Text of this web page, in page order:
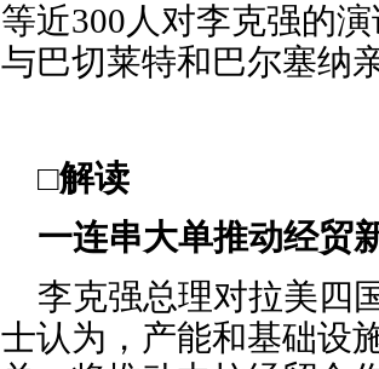
等近300人对李克强的
与巴切莱特和巴尔塞纳
□解读
一连串大单推动经贸
李克强总理对拉美四
士认为，产能和基础设